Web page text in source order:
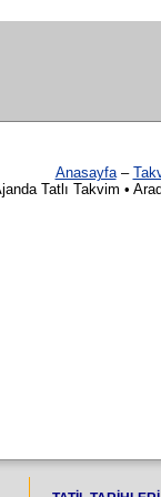
Anasayfa–
Tatlı Takvim •